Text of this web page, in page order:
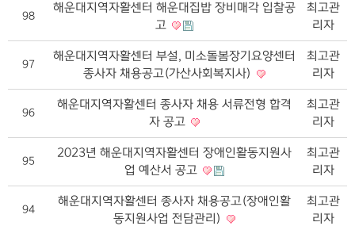
98
해운대지역자활센터 해운대집밥 장비매각 입찰공
고
최고관
리자
97
해운대지역자활센터 부설, 미소돌봄장기요양센터
종사자 채용공고(가산사회복지사)
최고관
리자
96
해운대지역자활센터 종사자 채용 서류전형 합격
자 공고
최고관
리자
95
2023년 해운대지역자활센터 장애인활동지원사
업 예산서 공고
최고관
리자
94
해운대지역자활센터 종사자 채용공고(장애인활
동지원사업 전담관리)
최고관
리자